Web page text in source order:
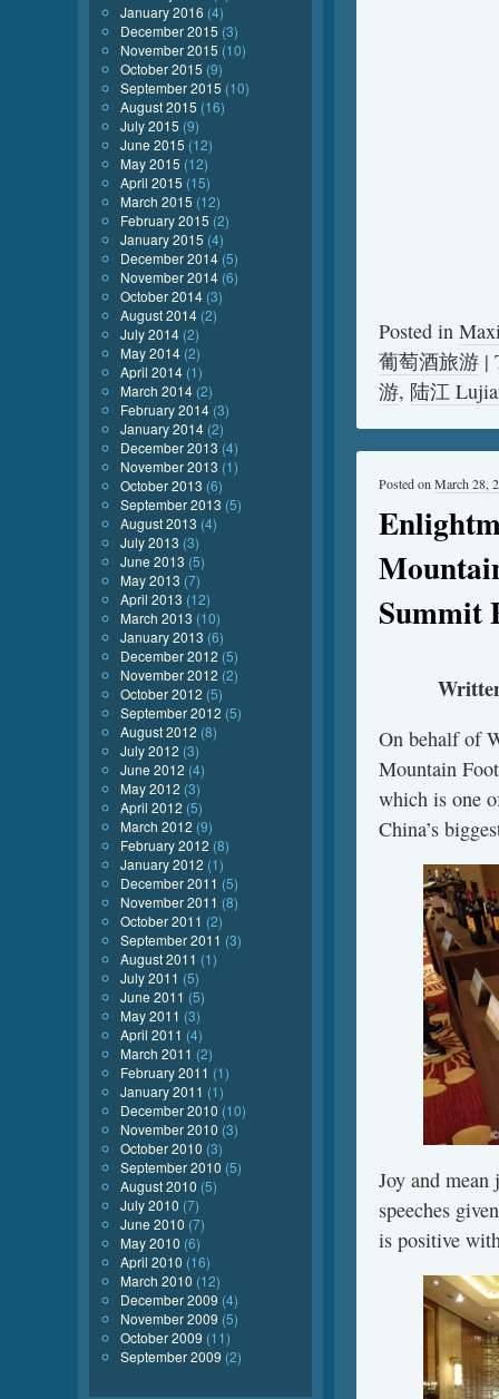
Posted in
葡萄酒旅游 |
游, 陆江
Summit
Posted on March 28,
On behalf of
Mountain
which is one
China’s
Joy and
speeches
is positive
January 2016 (4)
December 2015 (3)
November 2015 (10)
October 2015 (9)
September 2015 (10)
August 2015 (16)
July 2015 (9)
June 2015 (12)
May 2015 (12)
April 2015 (15)
March 2015 (12)
February 2015 (2)
January 2015 (4)
December 2014 (5)
November 2014 (6)
October 2014 (3)
August 2014 (2)
July 2014 (2)
May 2014 (2)
April 2014 (1)
March 2014 (2)
February 2014 (3)
January 2014 (2)
December 2013 (4)
November 2013 (1)
October 2013 (6)
September 2013 (5)
August 2013 (4)
July 2013 (3)
June 2013 (5)
May 2013 (7)
April 2013 (12)
March 2013 (10)
January 2013 (6)
December 2012 (5)
November 2012 (2)
October 2012 (5)
September 2012 (5)
August 2012 (8)
July 2012 (3)
June 2012 (4)
May 2012 (3)
April 2012 (5)
March 2012 (9)
February 2012 (8)
January 2012 (1)
December 2011 (5)
November 2011 (8)
October 2011 (2)
September 2011 (3)
August 2011 (1)
July 2011 (5)
June 2011 (5)
May 2011 (3)
April 2011 (4)
March 2011 (2)
February 2011 (1)
January 2011 (1)
December 2010 (10)
November 2010 (3)
October 2010 (3)
September 2010 (5)
August 2010 (5)
July 2010 (7)
June 2010 (7)
May 2010 (6)
April 2010 (16)
March 2010 (12)
December 2009 (4)
November 2009 (5)
October 2009 (11)
September 2009 (2)